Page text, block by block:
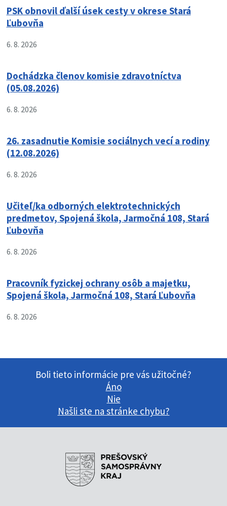
PSK obnovil ďalší úsek cesty v okrese Stará
Ľubovňa
6. 8. 2026
Dochádzka členov komisie zdravotníctva
(05.08.2026)
6. 8. 2026
26. zasadnutie Komisie sociálnych vecí a rodiny
(12.08.2026)
6. 8. 2026
Učiteľ/ka odborných elektrotechnických
predmetov, Spojená škola, Jarmočná 108, Stará
Ľubovňa
6. 8. 2026
Pracovník fyzickej ochrany osôb a majetku,
Spojená škola, Jarmočná 108, Stará Ľubovňa
6. 8. 2026
Boli tieto informácie pre vás užitočné?
Áno
Nie
Našli ste na stránke chybu?